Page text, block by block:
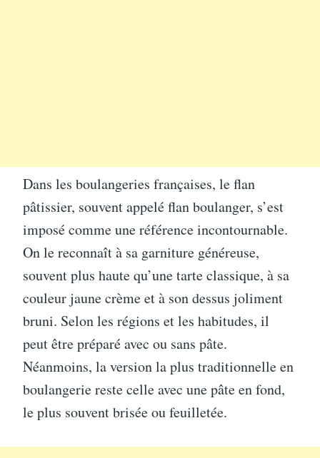
Dans les boulangeries françaises, le flan
pâtissier, souvent appelé flan boulanger, s’est
imposé comme une référence incontournable.
On le reconnaît à sa garniture généreuse,
souvent plus haute qu’une tarte classique, à sa
couleur jaune crème et à son dessus joliment
bruni. Selon les régions et les habitudes, il
peut être préparé avec ou sans pâte.
Néanmoins, la version la plus traditionnelle en
boulangerie reste celle avec une pâte en fond,
le plus souvent brisée ou feuilletée.